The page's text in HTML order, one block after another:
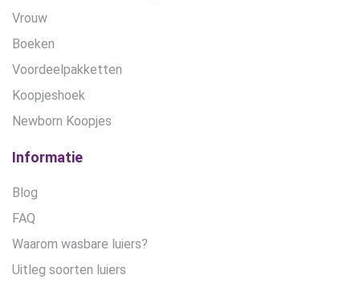
Vrouw
Boeken
Voordeelpakketten
Koopjeshoek
Newborn Koopjes
Informatie
Blog
FAQ
Waarom wasbare luiers?
Uitleg soorten luiers